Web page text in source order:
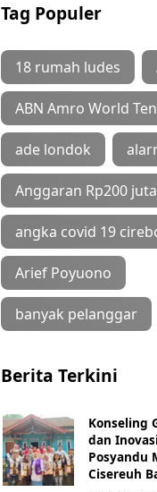
Tag Populer
18 rumah ludes
ABN Amro World
ade londok
Anggaran Rp200 juta
angka covid 19
Arief Poyuono
banyak pelanggar
Berita Terkini
Konseling
dan
Posyandu
Cisereuh